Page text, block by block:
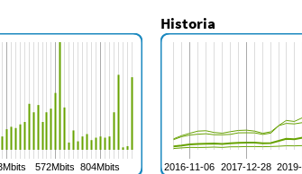
Historia